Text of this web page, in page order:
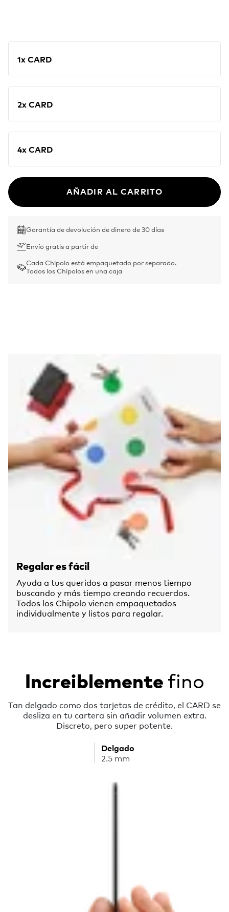
1x CARD
2x CARD
4x CARD
AÑADIR AL CARRITO
Garantía de devolución de dinero de 30 días
Envío gratis a partir de
Cada Chipolo está empaquetado por separado.
Todos los Chipolos en una caja
Regalar es fácil
Ayuda a tus queridos a pasar menos tiempo
buscando y más tiempo creando recuerdos.
Todos los Chipolo vienen empaquetados
individualmente y listos para regalar.
Increiblemente fino
Tan delgado como dos tarjetas de crédito, el CARD se
desliza en tu cartera sin añadir volumen extra.
Discreto, pero super potente.
Delgado
2.5 mm